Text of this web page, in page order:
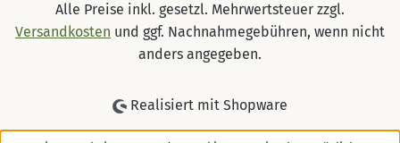
Alle Preise inkl. gesetzl. Mehrwertsteuer zzgl.
Versandkosten und ggf. Nachnahmegebühren, wenn nicht
anders angegeben.
Realisiert mit Shopware